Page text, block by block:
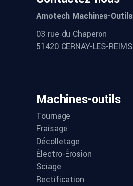
Amotech Machines-Outils
03 rue du Chaperon
51420 CERNAY-LES-REIMS
Machines-outils
Tournage
Fraisage
Décolletage
Électro-Érosion
Sciage
Rectification